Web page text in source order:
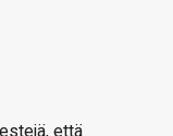
että